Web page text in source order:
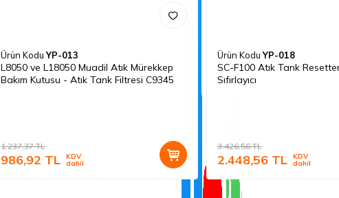
Ürün KoduYP-013
L8050 ve L18050 Muadil Atık Mürekkep
Bakım Kutusu - Atık Tank Filtresi C9345
1.237,37TL
986,92 TL KDV
dahil
Ürün KoduYP-018
SC-F100 Atık Tank
Sıfırlayıcı
3.426,56TL
2.448,56TL KDV
dahil